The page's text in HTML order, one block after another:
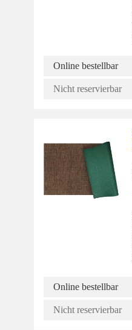
Online bestellbar
Nicht reservierbar
Online bestellbar
Nicht reservierbar